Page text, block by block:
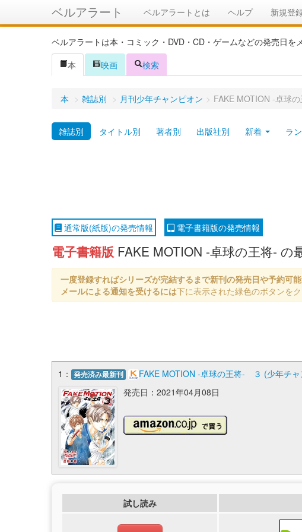
ベルアラート ベルアラートとは ヘルプ 新規登
ベルアラートは本・コミック・DVD・CD・ゲームなどの発売日を
本
映画 検索
本 > 雑誌別 > 月刊少年チャンピオン > FAKE MOTION -卓球
雑誌別 タイトル別 著者別 出版社別 新着 ラ
通常版(紙版)の発売情報 電子書籍版の発売情報
電子書籍版 FAKE MOTION -卓球の王将- の
一度登録すればシリーズが完結するまで新刊の発売日や予約可能
メールによる通知を受けるには下に表示された緑色のボタンをク
1： 発売済み最新刊
FAKE MOTION -卓球の王将- ３ (少年チ
発売日：2021年04月08日
試し読み